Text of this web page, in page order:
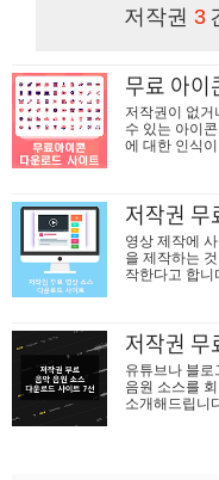
저작권 3
무료 아이
저작권이 없
수 있는 아이
에 대한 인식
작권 표시조차
하고 각 사이
권 무표시) 무
료 아이콘 다
트 3곳 무료 아
저작권 무
영상 제작에
을 제작하는
작한다고 합니
라이선스 표시
니다. 1.
이, 출처도 밝
서비스하고 있
미지도 저작권
저작권 무
유튜브나 블
음원 소스를
소개해드립니